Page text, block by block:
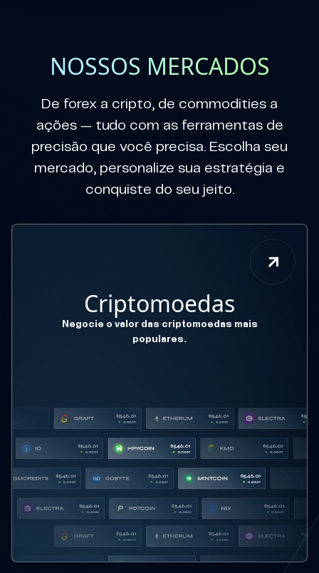
NOSSOS MERCADOS
De forex a cripto, de commodities a
ações — tudo com as ferramentas de
precisão que você precisa. Escolha seu
mercado, personalize sua estratégia e
conquiste do seu jeito.
Criptomoedas
Negocie o valor das criptomoedas mais
populares.